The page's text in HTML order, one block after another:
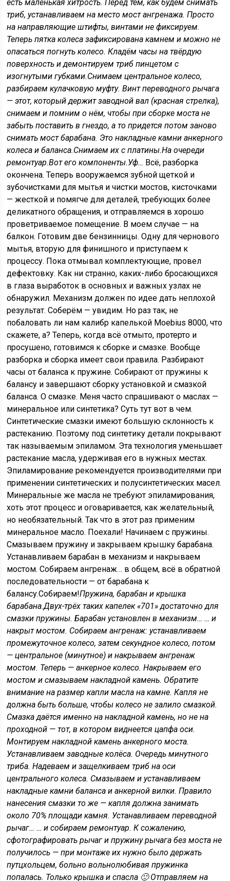
есть маленькая хитрость. Перед тем, как будем снимать
триб, устанавливаем на место мост ангренажа. Просто
на направляющие штифты, винтами не фиксируем.
Теперь пятка колеса зафиксирована камнем и можно не
опасаться погнуть колесо.Кладём часы на твёрдую
поверхность и демонтируем триб пинцетом с
изогнутыми губками.Снимаем центральное колесо,
разбираем кулачковую муфту. Винт переводного рычага
— этот, который держит заводной вал (красная стрелка),
снимаем и помним о нём, чтобы при сборке моста не
забыть поставить в гнездо, а то придется потом заново
снимать мост барабана. Это накладные камни анкерного
колеса и баланса.Снимаем их с платины.На очереди
ремонтуар.Вот его компоненты.Уф… Всё, разборка
окончена. Теперь вооружаемся зубной щеткой и
зубочистками для мытья и чистки мостов, кисточками
— жесткой и помягче для деталей, требующих более
деликатного обращения, и отправляемся в хорошо
проветриваемое помещение. В моем случае — на
балкон. Готовим две бензинницы. Одну для чернового
мытья, вторую для финишного и приступаем к
процессу. Пока отмывал комплектующие, провел
дефектовку. Как ни странно, каких-либо бросающихся
в глаза выработок в основных и важных узлах не
обнаружил. Механизм должен по идее дать неплохой
результат. Соберём — увидим. Но раз так, не
побаловать ли нам калибр капелькой Moebius 8000, что
скажете, а? Теперь, когда всё отмыто, протерто и
просушено, готовимся к сборке и смазке. Вообще
разборка и сборка имеет свои правила. Разбирают
часы от баланса к пружине. Собирают от пружины к
балансу и завершают сборку установкой и смазкой
баланса. О смазке. Меня часто спрашивают о маслах —
минеральное или синтетика? Суть тут вот в чем.
Синтетические смазки имеют большую склонность к
растеканию. Поэтому под синтетику детали покрывают
так называемым эпиламом. Эта технология уменьшает
растекание масла, удерживая его в нужных местах.
Эпиламирование рекомендуется производителями при
применении синтетических и полусинтетических масел.
Минеральные же масла не требуют эпиламирования,
хоть этот процесс и оговаривается, как желательный,
но необязательный. Так что в этот раз применим
минеральное масло. Поехали! Начинаем с пружины.
Смазываем пружину и закрываем крышку барабана.
Устанавливаем барабан в механизм и накрываем
мостом. Собираем ангренаж… в общем, всё в обратной
последовательности — от барабана к
балансу.Собираем!Пружина, барабан и крышка
барабана.Двух-трёх таких капелек «701» достаточно для
смазки пружины. Барабан установлен в механизм… … и
накрыт мостом. Собираем ангренаж: устанавливаем
промежуточное колесо, затем секундное колесо, потом
— центральное (минутное) и накрываем ангренаж
мостом. Теперь — анкерное колесо. Накрываем его
мостом и смазываем накладной камень. Обратите
внимание на размер капли масла на камне. Капля не
должна быть больше, чтобы колесо не залило смазкой.
Смазка даётся именно на накладной камень, но не на
проходной — тот, в котором виднеется цапфа оси.
Монтируем накладной камень анкерного моста.
Устанавливаем заводные колёса. Очередь минутного
триба. Надеваем и защелкиваем триб на оси
центрального колеса. Смазываем и устанавливаем
накладные камни баланса и анкерной вилки. Правило
нанесения смазки то же — капля должна занимать
около 70% площади камня. Устанавливаем переводной
рычаг… … и собираем ремонтуар. К сожалению,
сфотографировать рычаг и пружину рычага без моста не
получилось — при монтаже их нужно было держать
путцхольцем, больно вольнолюбивая пружинка
попалась. Только крышка и спасла 🙂 Отправляем на